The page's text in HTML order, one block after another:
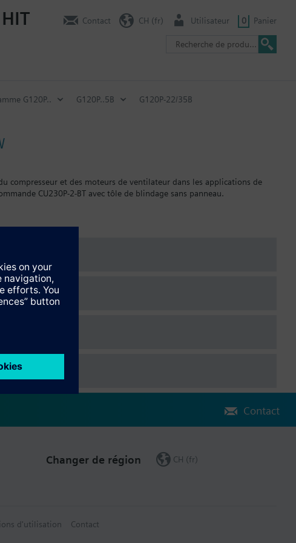
Contact CH (fr) Utilisateur 0 Panier
G120P.. G120P..5B G120P-22/35B
compresseur et des moteurs de ventilateur dans les applications de
CU230P-2-BT avec tôle de blindage sans panneau.
5 mm, et avec une PIO de 15 mm.
Contact
Changer de région CH (fr)
d'utilisation Contact